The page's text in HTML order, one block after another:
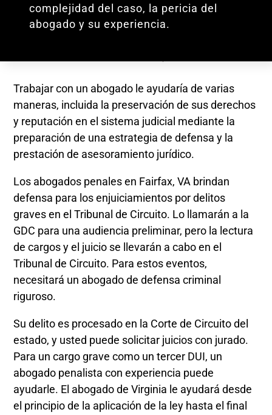
complejidad del caso, la pericia del
abogado y su experiencia.
Trabajar con un abogado le ayudaría de varias
maneras, incluida la preservación de sus derechos
y reputación en el sistema judicial mediante la
preparación de una estrategia de defensa y la
prestación de asesoramiento jurídico.
Los abogados penales en Fairfax, VA brindan
defensa para los enjuiciamientos por delitos
graves en el Tribunal de Circuito. Lo llamarán a la
GDC para una audiencia preliminar, pero la lectura
de cargos y el juicio se llevarán a cabo en el
Tribunal de Circuito. Para estos eventos,
necesitará un abogado de defensa criminal
riguroso.
Su delito es procesado en la Corte de Circuito del
estado, y usted puede solicitar juicios con jurado.
Para un cargo grave como un tercer DUI, un
abogado penalista con experiencia puede
ayudarle. El abogado de Virginia le ayudará desde
el principio de la aplicación de la ley hasta el final